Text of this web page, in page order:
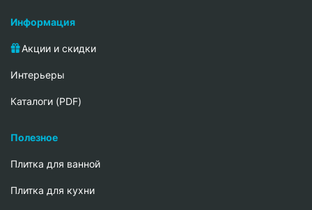
Информация
Акции и скидки
Интерьеры
Каталоги (PDF)
Полезное
Плитка для ванной
Плитка для кухни